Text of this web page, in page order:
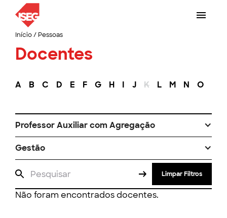
Início/ Pessoas
Docentes
A B C D E F G H I J K L M N O
Professor Auxiliar com Agregação
Gestão
Limpar Filtros
Não foram encontrados docentes.